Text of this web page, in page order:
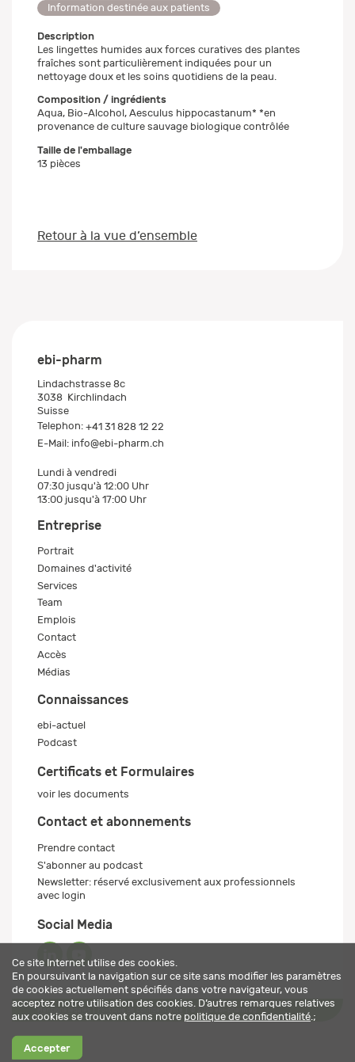
Information destinée aux patients
Description
Les lingettes humides aux forces curatives des plantes
fraîches sont particulièrement indiquées pour un
nettoyage doux et les soins quotidiens de la peau.
Composition / ingrédients
Aqua, Bio-Alcohol, Aesculus hippocastanum* *en
provenance de culture sauvage biologique contrôlée
Taille de l'emballage
13 pièces
Retour à la vue d’ensemble
ebi-pharm
Lindachstrasse 8c
3038 Kirchlindach
Suisse
Telephon: +41 31 828 12 22
E-Mail: info@ebi-pharm.ch
Lundi à vendredi
07:30 jusqu'à 12:00 Uhr
13:00 jusqu'à 17:00 Uhr
Entreprise
Portrait
Domaines d'activité
Services
Team
Emplois
Contact
Accès
Médias
Connaissances
ebi-actuel
Podcast
Certificats et Formulaires
voir les documents
Contact et abonnements
Prendre contact
S'abonner au podcast
Newsletter: réservé exclusivement aux professionnels
avec login
Social Media
Ce site Internet utilise des cookies.
En poursuivant la navigation sur ce site sans modifier les paramètres
de cookies actuellement spécifiés dans votre navigateur, vous
acceptez notre utilisation des cookies. D’autres remarques relatives
aux cookies se trouvent dans notre politique de confidentialité .;
Accepter